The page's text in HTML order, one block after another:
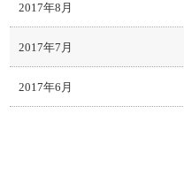
2017年8月
2017年7月
2017年6月